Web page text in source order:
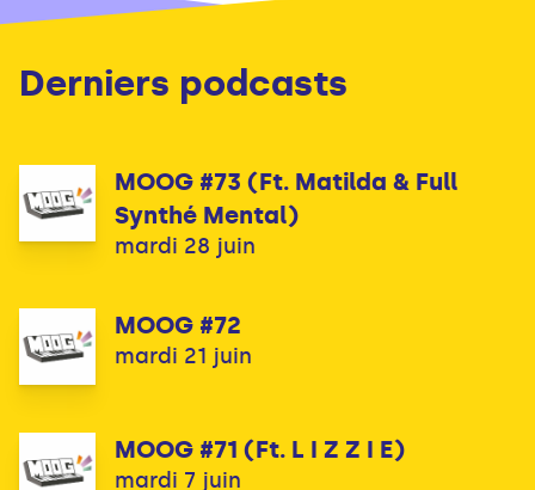
Derniers podcasts
MOOG #73 (Ft. Matilda & Full
Synthé Mental)
mardi 28 juin
MOOG #72
mardi 21 juin
MOOG #71 (Ft. L I Z Z I E)
mardi 7 juin